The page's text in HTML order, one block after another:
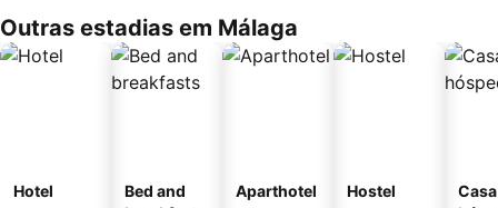
Outras estadias em Málaga
Hotel
Bed and
Aparthotel Hostel